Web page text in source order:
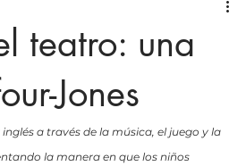
teatro: una
Jones
a través de la música, el juego y la
la manera en que los niños